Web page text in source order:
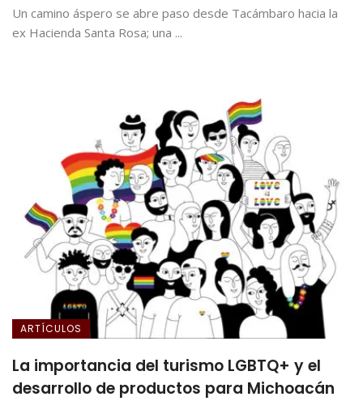
Un camino áspero se abre paso desde Tacámbaro hacia la
ex Hacienda Santa Rosa; una ...
ARTÍCULOS
La importancia del turismo LGBTQ+ y el
desarrollo de productos para Michoacán